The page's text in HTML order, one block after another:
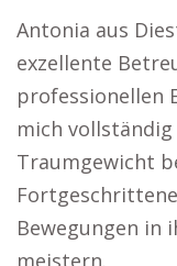
Antonia aus
exzellente
professionellen
mich
Traumgewicht
Bewegungen in
meistern.